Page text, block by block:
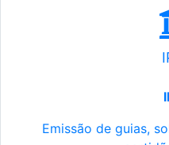
Emissão de guias,